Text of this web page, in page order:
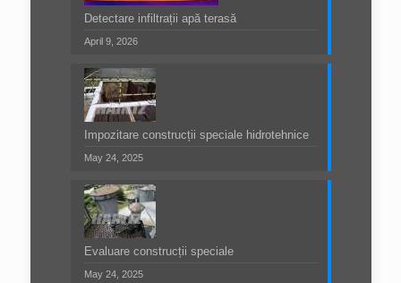
Detectare infiltrații apă terasă
April 9, 2026
Impozitare construcții speciale hidrotehnice
May 24, 2025
Evaluare construcții speciale
May 24, 2025